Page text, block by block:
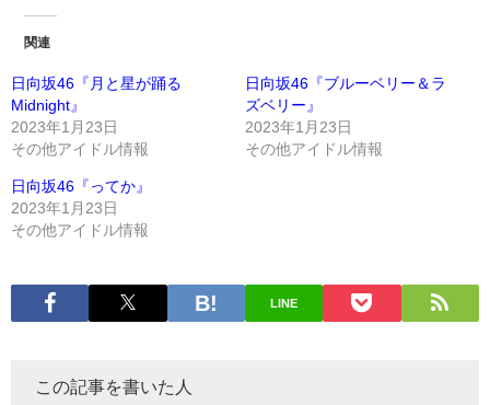
関連
日向坂46『月と星が踊る
Midnight』
2023年1月23日
その他アイドル情報
日向坂46『ブルーベリー＆ラ
ズベリー』
2023年1月23日
その他アイドル情報
日向坂46『ってか』
2023年1月23日
その他アイドル情報
LINE
この記事を書いた人